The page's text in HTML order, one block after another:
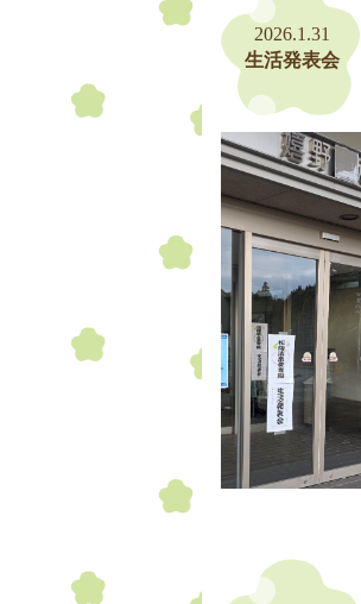
2026.1.31
生活発表会